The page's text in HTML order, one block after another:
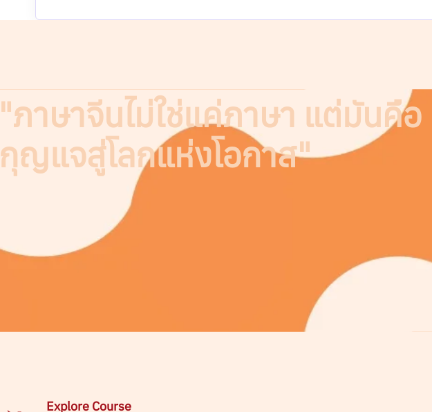
"ภาษาจีนไม่ใช่แค่ภาษา แต่มันคือ
กุญแจสู่โลกแห่งโอกาส"
Explore Course